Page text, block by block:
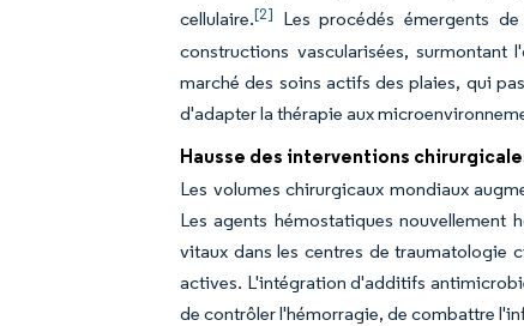
cellulaire.[2] Les procédés émergents
constructions vascularisées,
marché des soins actifs des plaies, qui
d'adapter la thérapie aux
Hausse des interventions
Les volumes chirurgicaux mondiaux
Les agents hémostatiques nouvellement
vitaux dans les centres de traumatologie
actives. L'intégration d'additifs
de contrôler l'hémorragie, de combattre